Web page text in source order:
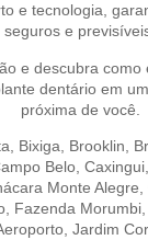
e tecnologia,
seguros e
e descubra como
dentário em
próxima de você.
Bixiga, Brooklin,
Belo, Caxingui,
Monte Alegre,
Fazenda Morumbi,
Jardim